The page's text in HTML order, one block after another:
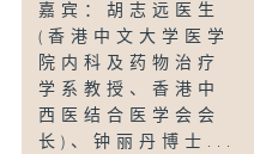
嘉宾：胡志远医生
(香港中文大学医学
院内科及药物治疗
学系教授、香港中
西医结合医学会会
长)、钟丽丹博士...